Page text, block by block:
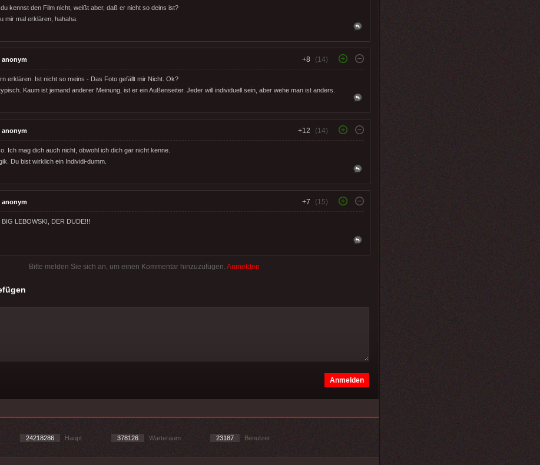
kennst den Film nicht, weißt aber, daß er nicht so deins ist?
mir mal erklären, hahaha.
anonym +8 (14)
erklären. Ist nicht so meins - Das Foto gefällt mir Nicht. Ok?
Kaum ist jemand anderer Meinung, ist er ein Außenseiter. Jeder will individuell sein, aber wehe man ist anders.
anonym +12 (14)
Ich mag dich auch nicht, obwohl ich dich gar nicht kenne.
Du bist wirklich ein Individi-dumm.
anonym +7 (15)
BIG LEBOWSKI, DER DUDE!!!
Bitte melden Sie sich an, um einen Kommentar hinzuzufügen. Anmelden
24218286 Haupt 378126 Warteraum 23187 Benutzer